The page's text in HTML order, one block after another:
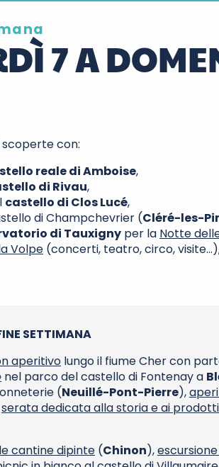
7 A
con:
reale di Amboise,
di Rivau,
castello di Clos Lucé,
di Champchevrier (Cléré-les-
di Tauxigny per la Notte
Volpe (concerti, teatro, circo,
SETTIMANA
aperitivo lungo il fiume Cher con
nel parco del castello di Fontenay a
(Neuillé-Pont-Pierre),
serata dedicata alla storia e ai
cantine dipinte (Chinon),